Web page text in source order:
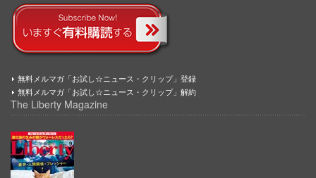
無料メルマガ「お試し☆ニュース・クリップ」登録
無料メルマガ「お試し☆ニュース・クリップ」解約
The Liberty Magazine